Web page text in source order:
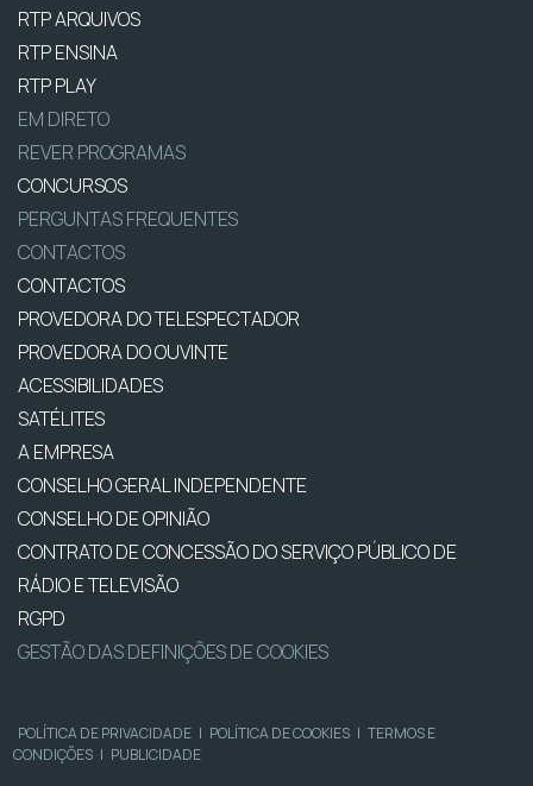
RTP ARQUIVOS
RTP ENSINA
RTP PLAY
EM DIRETO
REVER PROGRAMAS
CONCURSOS
PERGUNTAS FREQUENTES
CONTACTOS
CONTACTOS
PROVEDORA DO TELESPECTADOR
PROVEDORA DO OUVINTE
ACESSIBILIDADES
SATÉLITES
A EMPRESA
CONSELHO GERAL INDEPENDENTE
CONSELHO DE OPINIÃO
CONTRATO DE CONCESSÃO DO SERVIÇO PÚBLICO DE
RÁDIO E TELEVISÃO
RGPD
GESTÃO DAS DEFINIÇÕES DE COOKIES
POLÍTICA DE PRIVACIDADE | POLÍTICA DE COOKIES | TERMOS E
CONDIÇÕES | PUBLICIDADE